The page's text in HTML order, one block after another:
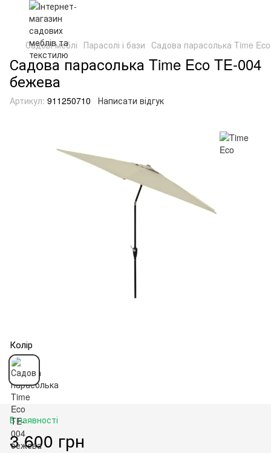
Садові меблі Парасолі і бази Садова парасолька Time
Садова парасолька Time Eco TE-004
бежева
Артикул: 911250710 Написати відгук
Колір
В наявності
3 600 грн